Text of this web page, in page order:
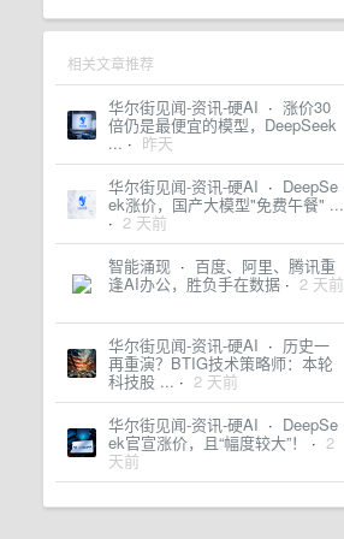
相关文章推荐
华尔街见闻-资讯-硬AI · 涨价30
倍仍是最便宜的模型，DeepSeek
... · 昨天
华尔街见闻-资讯-硬AI · DeepSe
ek涨价，国产大模型"免费午餐" ...
· 2 天前
智能涌现 · 百度、阿里、腾讯重
逢AI办公，胜负手在数据 · 2 天前
华尔街见闻-资讯-硬AI · 历史一
再重演？BTIG技术策略师：本轮
科技股 ... · 2 天前
华尔街见闻-资讯-硬AI · DeepSe
ek官宣涨价，且“幅度较大”！ · 2
天前